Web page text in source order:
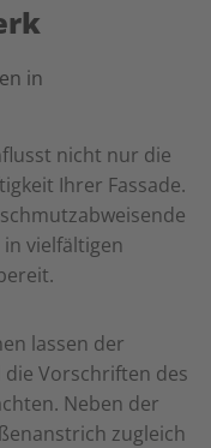
nicht nur die
Ihrer Fassade.
vielfältigen
lassen der
Vorschriften des
Neben der
zugleich